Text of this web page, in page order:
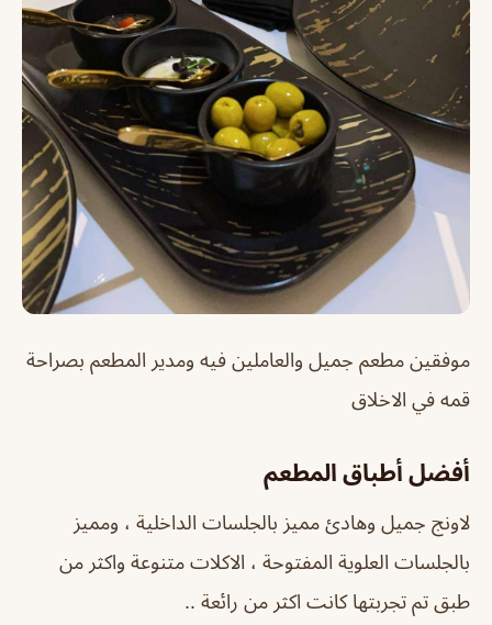
موفقين مطعم جميل والعاملين فيه ومدير المطعم بصراحة
قمه في الاخلاق
أفضل أطباق المطعم
لاونج جميل وهادئ مميز بالجلسات الداخلية ، ومميز
بالجلسات العلوية المفتوحة ، الاكلات متنوعة واكثر من
طبق تم تجربتها كانت اكثر من رائعة ..